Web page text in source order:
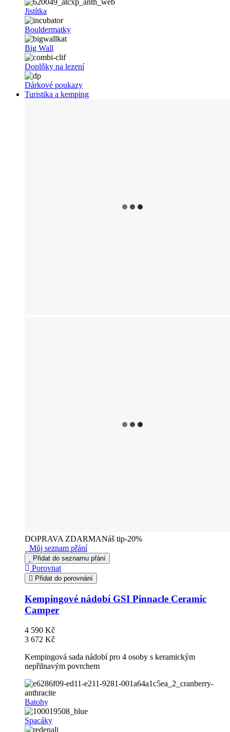
Jistítka
Bouldermatky
Big Wall
Doplňky na lezení
Dárkové poukazy
Turistika a kemping
DOPRAVA ZDARMANáš tip-20%
Můj seznam přání
Přidat do seznamu přání
Porovnat
Přidat do porovnání
Kempingové nádobí GSI Pinnacle Ceramic
Camper
4 590 Kč
3 672 Kč
Kempingová sada nádobí pro 4 osoby s keramickým
nepřilnavým povrchem
Batohy
Spacáky